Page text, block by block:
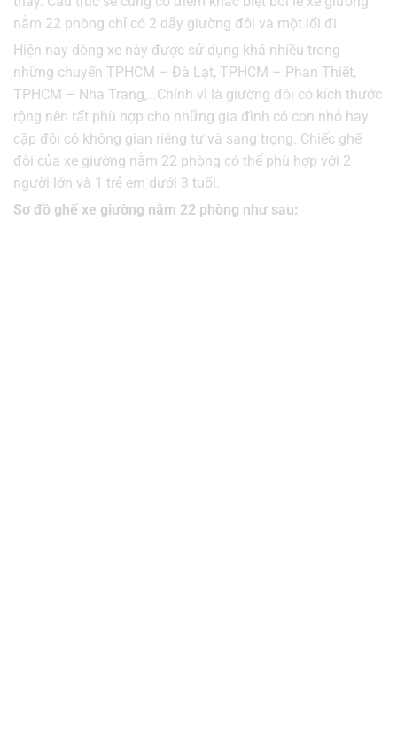
nằm 22 phòng chỉ có 2 dãy giường đôi và một lối đi.
Hiện nay dòng xe này được sử dụng khá nhiều trong
những chuyến TPHCM – Đà Lạt, TPHCM – Phan Thiết,
TPHCM – Nha Trang,…Chính vì là giường đôi có kích thước
rộng nên rất phù hợp cho những gia đình có con nhỏ hay
cặp đôi có không gian riêng tư và sang trọng. Chiếc ghế
đôi của xe giường nằm 22 phòng có thể phù hợp với 2
người lớn và 1 trẻ em dưới 3 tuổi.
Sơ đồ ghế xe giường nằm 22 phòng như sau: